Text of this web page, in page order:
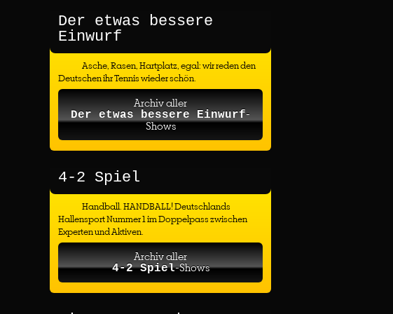
Der etwas bessere
Einwurf
Asche, Rasen, Hartplatz, egal: wir reden den
Deutschen ihr Tennis wieder schön.
Archiv aller
Der etwas bessere Einwurf-
Shows
4-2 Spiel
Handball. HANDBALL! Deutschlands
Hallensport Nummer 1 im Doppelpass zwischen
Experten und Aktiven.
Archiv aller
4-2 Spiel-Shows